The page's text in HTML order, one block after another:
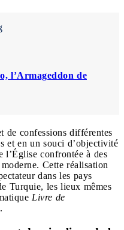
l’Armageddon de
de confessions différentes
et en un souci d’objectivité
l’Église confrontée à des
Cette réalisation
dans les pays
Turquie, les lieux mêmes
Livre de